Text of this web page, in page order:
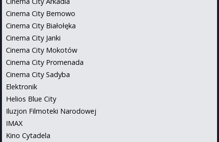
Cinema City Bemowo
Cinema City Białołęka
Cinema City Janki
Cinema City Mokotów
Cinema City Promenada
Cinema City Sadyba
Elektronik
Helios Blue City
Iluzjon Filmoteki Narodowej
IMAX
Kino Cytadela